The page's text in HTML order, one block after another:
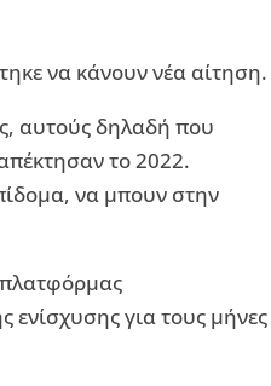
να κάνουν νέα αίτηση.
αυτούς δηλαδή που
το 2022.
να μπουν στην
για τους μήνες